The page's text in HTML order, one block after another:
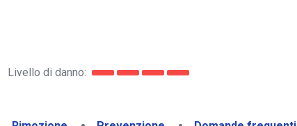
Livello di danno: